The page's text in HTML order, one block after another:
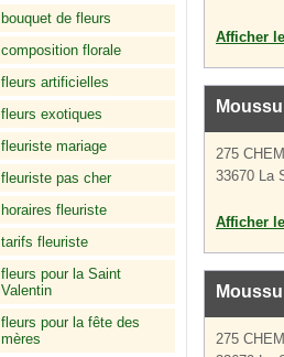
bouquet de fleurs
composition florale
fleurs artificielles
fleurs exotiques
fleuriste mariage
fleuriste pas cher
horaires fleuriste
tarifs fleuriste
fleurs pour la Saint
Valentin
fleurs pour la fête des
mères
Afficher
275
33670 La
Afficher
275